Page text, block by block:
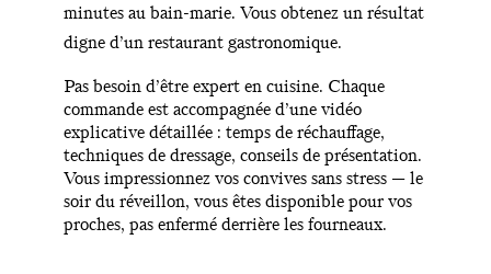
minutes au bain-marie. Vous obtenez un résultat
digne d’un restaurant gastronomique.
Pas besoin d’être expert en cuisine. Chaque
commande est accompagnée d’une vidéo
explicative détaillée : temps de réchauffage,
techniques de dressage, conseils de présentation.
Vous impressionnez vos convives sans stress — le
soir du réveillon, vous êtes disponible pour vos
proches, pas enfermé derrière les fourneaux.